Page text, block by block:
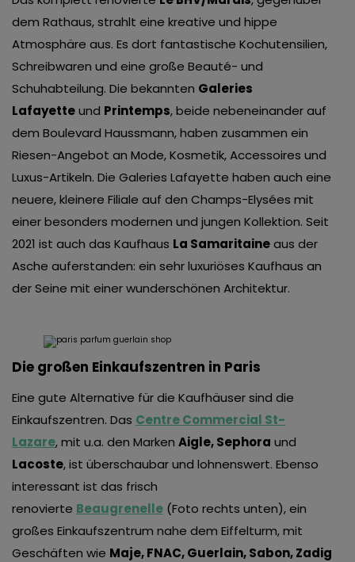
dem Rathaus, strahlt eine kreative und hippe
Atmosphäre aus. Es dort fantastische Kochutensilien,
Schreibwaren und eine große Beauté- und
Schuhabteilung. Die bekannten Galeries
Lafayetteund Printemps, beide nebeneinander auf
dem Boulevard Haussmann, haben zusammen ein
Riesen-Angebot an Mode, Kosmetik, Accessoires und
Luxus-Artikeln. Die Galeries Lafayette haben auch eine
neuere, kleinere Filiale auf den Champs-Elysées mit
einer besonders modernen und jungen Kollektion. Seit
2021 ist auch das Kaufhaus La Samaritaineaus der
Asche auferstanden: ein sehr luxuriöses Kaufhaus an
der Seine mit einer wunderschönen Architektur.
Die großen Einkaufszentren in Paris
Eine gute Alternative für die Kaufhäuser sind die
Einkaufszentren. Das Centre Commercial St-
Lazare, mit u.a. den Marken Aigle, Sephora und
Lacoste, ist überschaubar und lohnenswert. Ebenso
interessant ist das frisch
renovierte Beaugrenelle (Foto rechts unten), ein
großes Einkaufszentrum nahe dem Eiffelturm, mit
Geschäften wie Maje, FNAC, Guerlain, Sabon, Zadig